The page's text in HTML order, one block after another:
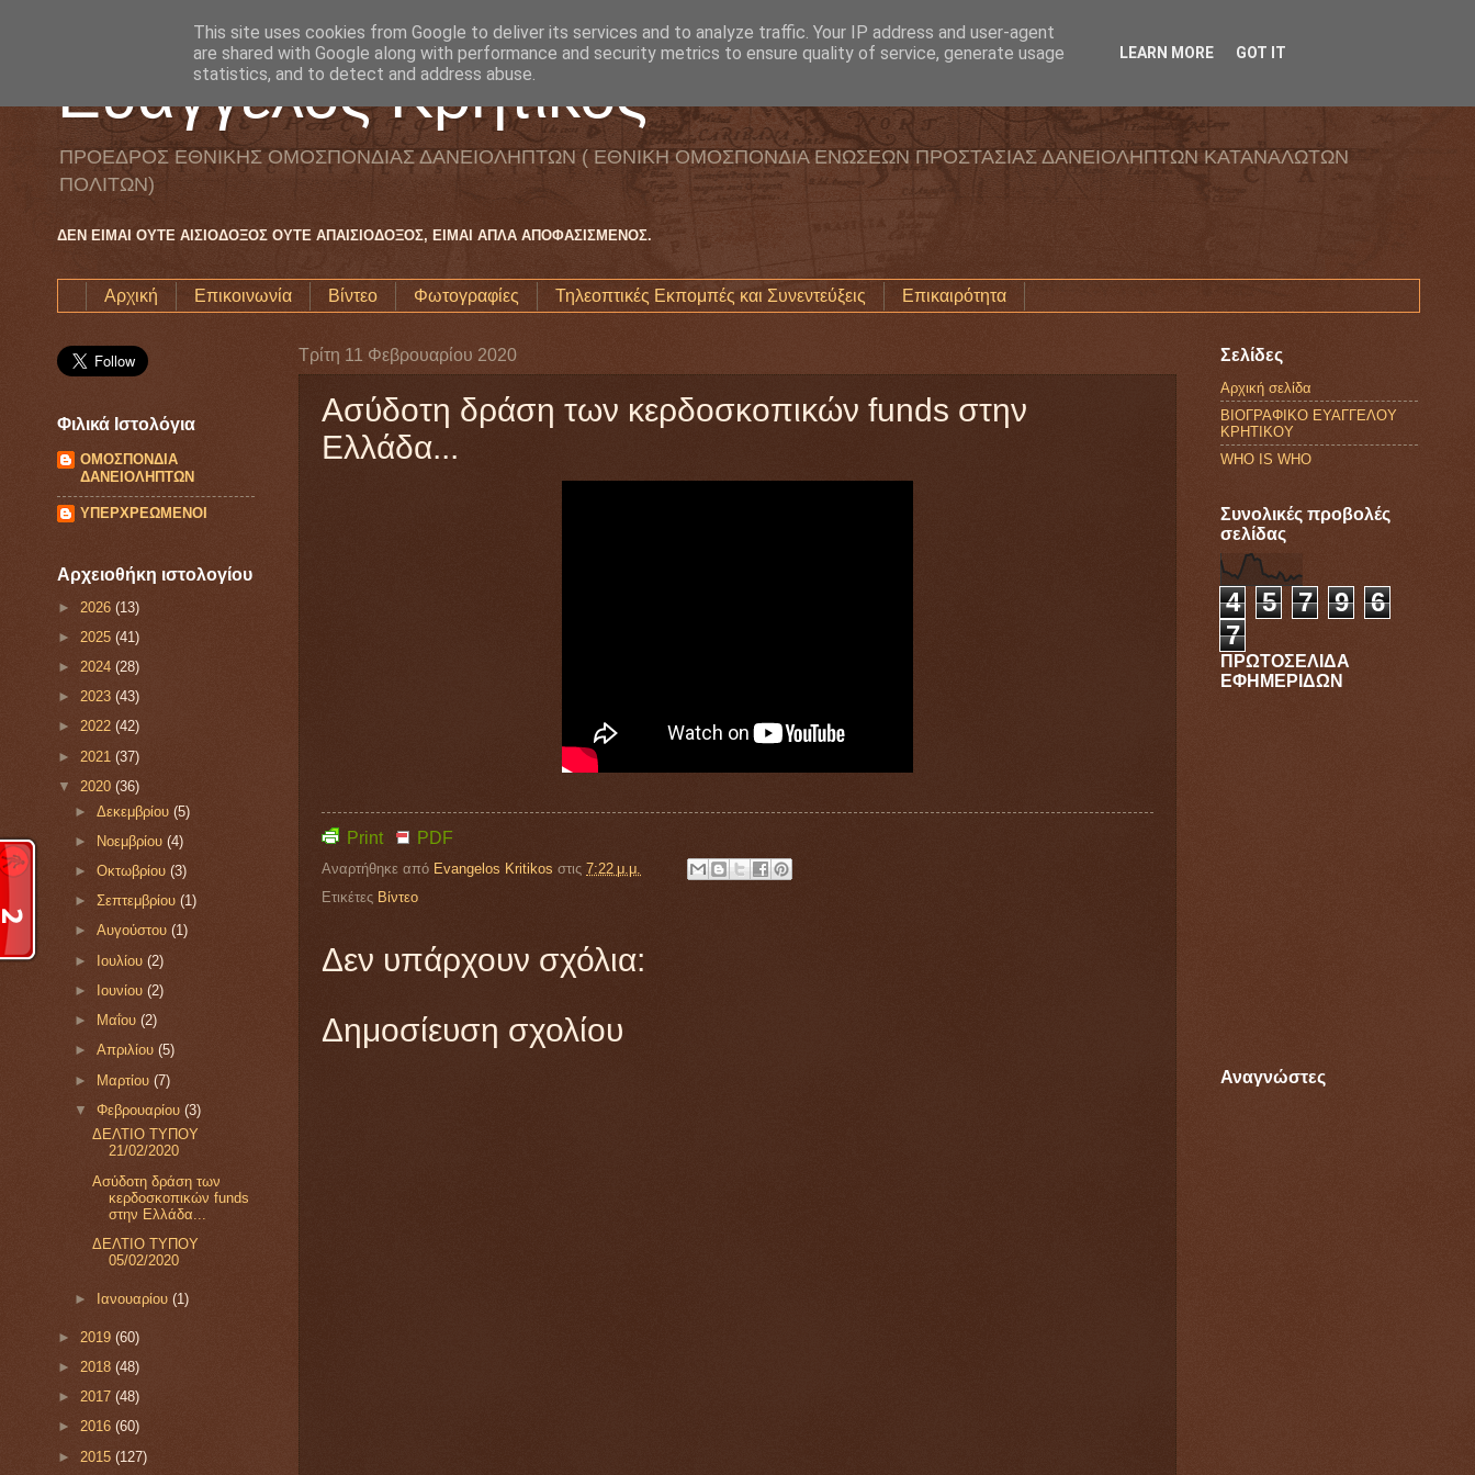
Ευάγγελος Κρητικός
ΠΡΟΕΔΡΟΣ ΕΘΝΙΚΗΣ ΟΜΟΣΠΟΝΔΙΑΣ ΔΑΝΕΙΟΛΗΠΤΩΝ ( ΕΘΝΙΚΗ ΟΜΟΣΠΟΝΔΙΑ ΕΝΩΣΕΩΝ ΠΡΟΣΤΑΣΙΑΣ ΔΑΝΕΙΟΛΗΠΤΩΝ ΚΑΤΑΝΑΛΩΤΩΝ
ΠΟΛΙΤΩΝ)
ΔΕΝ ΕΙΜΑΙ ΟΥΤΕ ΑΙΣΙΟΔΟΞΟΣ ΟΥΤΕ ΑΠΑΙΣΙΟΔΟΞΟΣ, ΕΙΜΑΙ ΑΠΛΑ ΑΠΟΦΑΣΙΣΜΕΝΟΣ.
Αρχική Επικοινωνία Βίντεο Φωτογραφίες Τηλεοπτικές Εκπομπές και Συνεντεύξεις Επικαιρότητα
Τρίτη 11 Φεβρουαρίου 2020
Ασύδοτη δράση των κερδοσκοπικών funds στην
Ελλάδα...
Print PDF
Αναρτήθηκε από Evangelos Kritikos στις 7:22 μ.μ.
Ετικέτες Βίντεο
Δεν υπάρχουν σχόλια:
Δημοσίευση σχολίου
Φιλικά Ιστολόγια
ΟΜΟΣΠΟΝΔΙΑ
ΔΑΝΕΙΟΛΗΠΤΩΝ
ΥΠΕΡΧΡΕΩΜΕΝΟΙ
Αρχειοθήκη ιστολογίου
► 2026 (13)
► 2025 (41)
► 2024 (28)
► 2023 (43)
► 2022 (42)
► 2021 (37)
▼ 2020 (36)
►Δεκεμβρίου(5)
►
Νοεμβρίου(4)
►Οκτωβρίου(3)
►Σεπτεμβρίου(1)
►Αυγούστου(1)
► Ιουλίου(2)
►
Ιουνίου(2)
►
Μαΐου(2)
►Απριλίου(5)
► Μαρτίου(7)
▼Φεβρουαρίου(3)
ΔΕΛΤΙΟ ΤΥΠΟΥ
21/02/2020
Ασύδοτη δράση των
κερδοσκοπικών funds
στην Ελλάδα...
ΔΕΛΤΙΟ ΤΥΠΟΥ
05/02/2020
► Ιανουαρίου(1)
► 2019 (60)
► 2018 (48)
► 2017 (48)
► 2016 (60)
► 2015 (127)
Σελίδες
Αρχική σελίδα
ΒΙΟΓΡΑΦΙΚΟ ΕΥΑΓΓΕΛΟΥ
ΚΡΗΤΙΚΟΥ
WHO IS WHO
Συνολικές προβολές
σελίδας
4 5 7 9
6
7
ΠΡΩΤΟΣΕΛΙΔΑ
ΕΦΗΜΕΡΙΔΩΝ
Αναγνώστες
This site uses cookies from Google to deliver its services and to analyze traffic. Your IP address and user-agent
are shared with Google along with performance and security metrics to ensure quality of service, generate usage
statistics, and to detect and address abuse.
LEARN MORE GOT IT